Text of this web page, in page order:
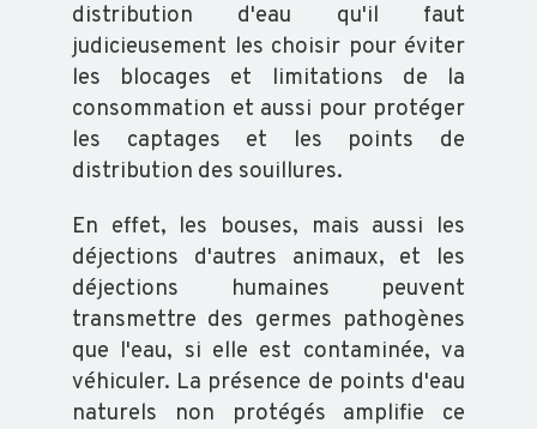
distribution d'eau qu'il faut
judicieusement les choisir pour éviter
les blocages et limitations de la
consommation et aussi pour protéger
les captages et les points de
distribution des souillures.
En effet, les bouses, mais aussi les
déjections d'autres animaux, et les
déjections humaines peuvent
transmettre des germes pathogènes
que l'eau, si elle est contaminée, va
véhiculer. La présence de points d'eau
naturels non protégés amplifie ce